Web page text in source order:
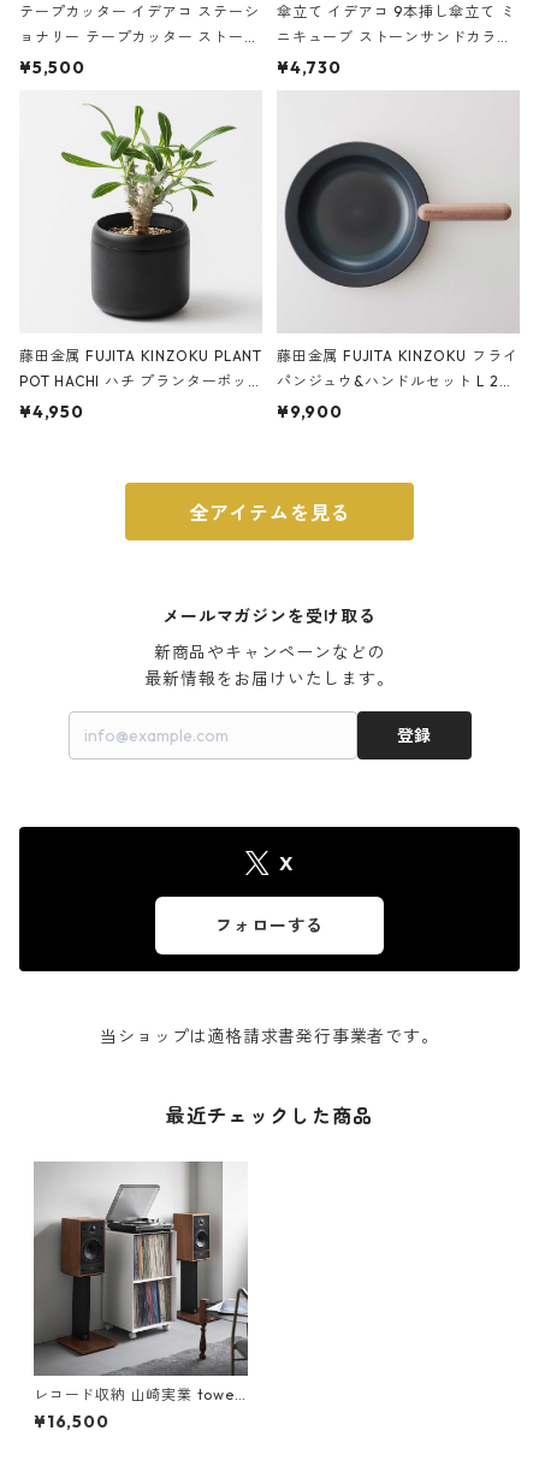
テープカッター イデアコ ステーシ
ョナリー テープカッター ストーン
サンドカラー 石調 ideaco Station
¥5,500
傘立て イデアコ 9本挿し傘立て ミ
ニキューブ ストーンサンドカラー
石調 ideaco Umbrella Stand CUB
E ストーンサンドブラック
¥4,730
藤田金属 FUJITA KINZOKU PLANT
POT HACHI ハチ プランターポッ
ト 3号 ブラック
¥4,950
藤田金属 FUJITA KINZOKU フライ
パンジュウ&ハンドルセット L 24c
m ガス火・IH対応 鉄フライパン
¥9,900
全アイテムを見る
メールマガジンを受け取る
新商品やキャンペーンなどの
最新情報をお届けいたします。
登録
X
フォローする
当ショップは適格請求書発行事業者です。
最近チェックした商品
レコード収納 山崎実業 tower
タワー レコードラック 10229
ホワイト
¥16,500